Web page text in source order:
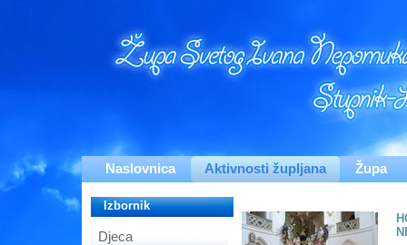
Naslovnica Aktivnosti župljana Župa
Izbornik
Djeca